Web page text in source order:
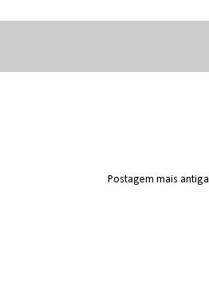
Postagem mais antiga